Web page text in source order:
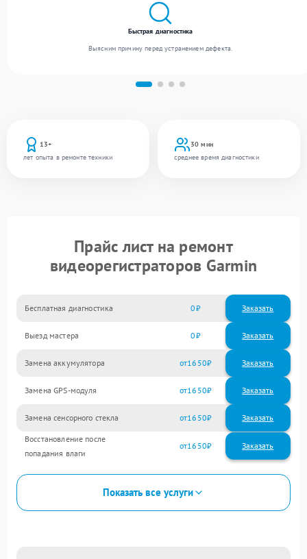
13+
лет опыта в ремонте техники
30 мин
среднее время диагностики
Быстрая диагностика
Выясним причину перед устранением дефекта.
Прайс лист на ремонт
видеорегистраторов Garmin
Бесплатная диагностика 0 Заказать
Выезд мастера 0 Заказать
Замена аккумулятора 1650
Замена GPS-модуля 1650
Замена сенсорного стекла 1650
Восстановление после
попадания влаги
1650
Показать все услуги